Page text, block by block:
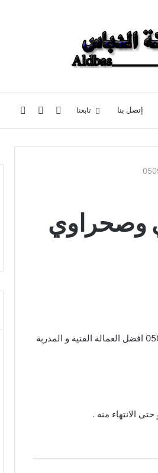
إتصل بنا
عن
إضافة
عمود
تسجيل
الدخول
تابعنا
وصحراوي
تحرص الشركة على ارضاء العميل بأى شكل ممكن تمتلك شركة الدباس 0509274867 افضل العمالة الفنية و المدربة
الانتهاء منه .